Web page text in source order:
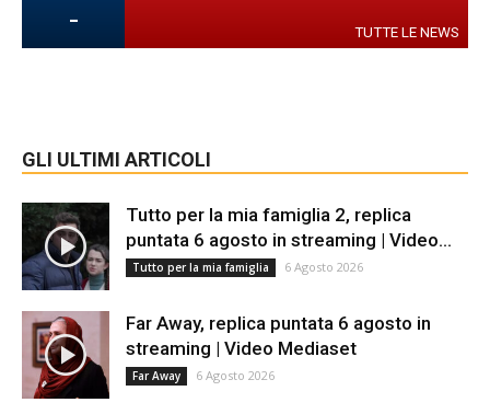
- TUTTE LE NEWS
GLI ULTIMI ARTICOLI
Tutto per la mia famiglia 2, replica
puntata 6 agosto in streaming | Video...
Tutto per la mia famiglia 6 Agosto 2026
Far Away, replica puntata 6 agosto in
streaming | Video Mediaset
Far Away 6 Agosto 2026